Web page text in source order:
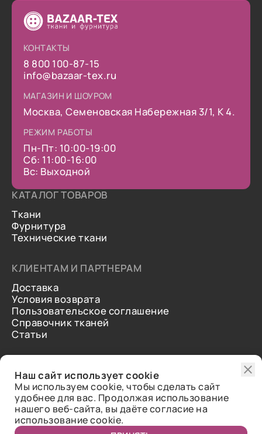
КОНТАКТЫ
8 800 100-87-15
info@bazaar-tex.ru
МАГАЗИН И ШОУРОМ
Москва, Семеновская Набережная 3/1, К 4.
РЕЖИМ РАБОТЫ
Пн-Пт: 10:00-19:00
Сб: 11:00-16:00
Вс: Выходной
КАТАЛОГ ТОВАРОВ
Ткани
Фурнитура
Технические ткани
КЛИЕНТАМ И ПАРТНЕРАМ
Доставка
Условия возврата
Пользовательское соглашение
Справочник тканей
Статьи
О нас
Контакты
Отзывы
Наш сайт использует cookie
Мы используем cookie, чтобы сделать сайт
удобнее для вас. Продолжая использование
нашего веб-сайта, вы даёте согласие на
использование cookie.